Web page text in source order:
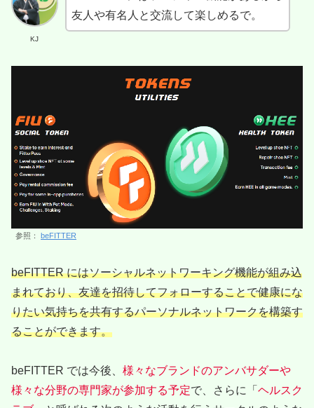
KJ
友人や有名人と交流して楽しめるで。
参照： beFITTER
beFITTER にはソーシャルネットワーキング機能が組み込
まれており、友達を招待してフォローすることで健康にな
りたい気持ちを共有するパーソナルネットワークを構築す
ることができます。
beFITTER では今後、 様々なブランドのアンバサダーや
様々な分野の専門家が参加する予定で、さらに「 ヘルスク